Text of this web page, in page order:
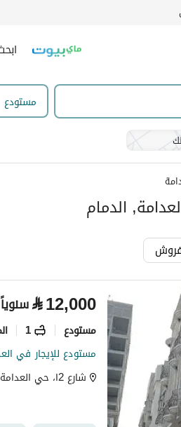
مستودع
الدمام
⃁12,000 سنوياً
مستودع 1
مستودع للإيجار في
شارع 2ا، حي العدامة، الدمام